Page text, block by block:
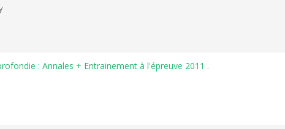
: Annales + Entrainement à l'épreuve 2011 .